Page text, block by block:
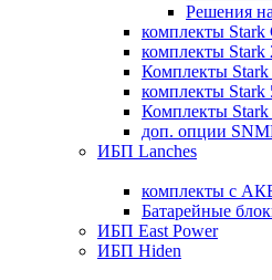
Решения
комплекты
комплекты
Комплекты
комплекты
Комплекты
доп. опции
ИБП Lanches
комплекты с
Батарейные
ИБП East Power
ИБП Hiden